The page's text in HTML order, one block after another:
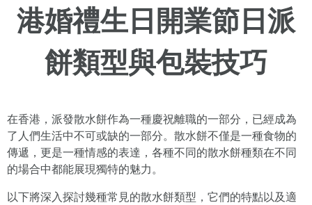
港婚禮生日開業節日派
餅類型與包裝技巧
在香港，派發散水餅作為一種慶祝離職的一部分，已經成為
了人們生活中不可或缺的一部分。散水餅不僅是一種食物的
傳遞，更是一種情感的表達，各種不同的散水餅種類在不同
的場合中都能展現獨特的魅力。
以下將深入探討幾種常見的散水餅類型，它們的特點以及適